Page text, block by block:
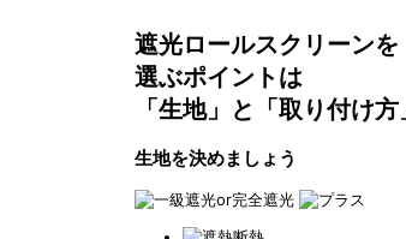
遮光ロールスクリーンを
選ぶポイントは
「生地」と「取り付け
生地を決めましょう